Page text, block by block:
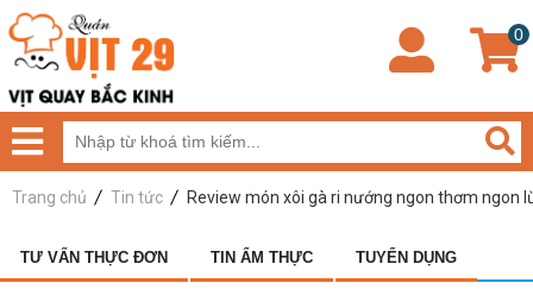
0
Trang chủ Tin tức Review món xôi gà ri nướng ngon thơm ngon
TƯ VẤN THỰC ĐƠN TIN ẨM THỰC TUYỂN DỤNG